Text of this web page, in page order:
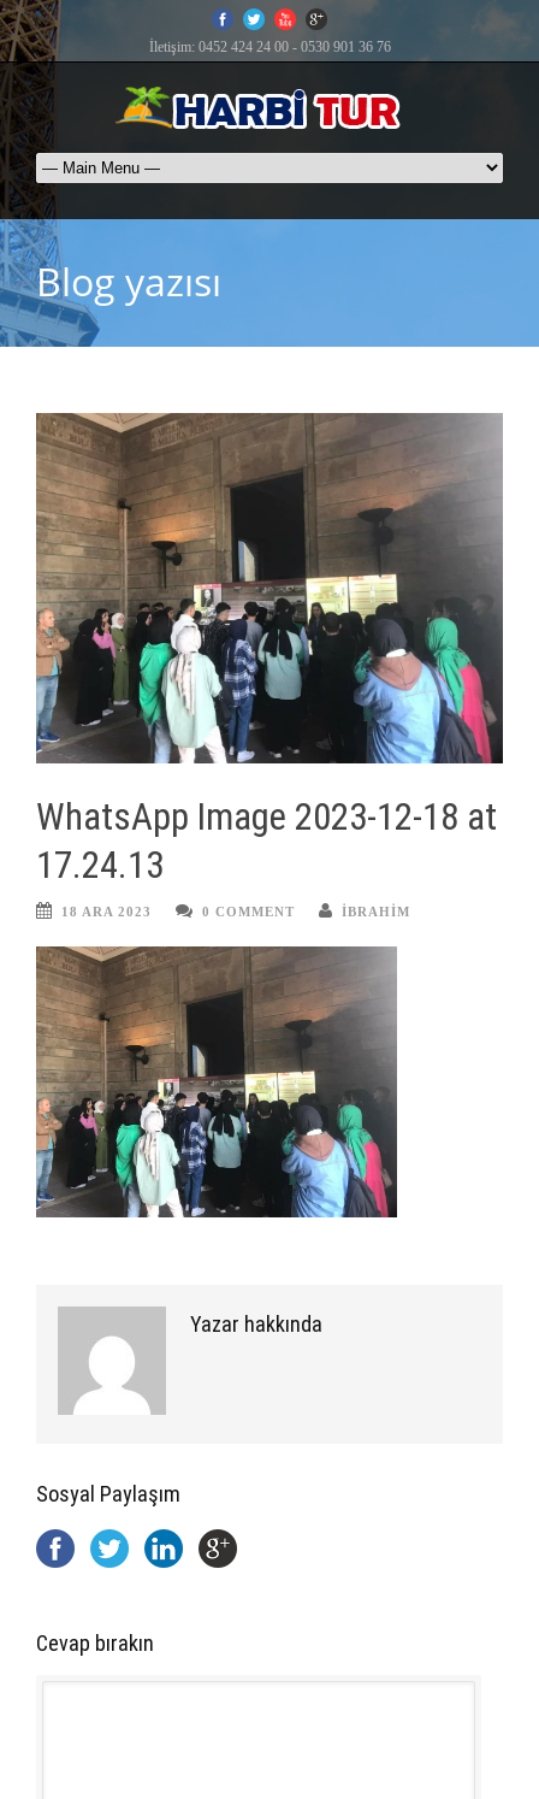
İletişim: 0452 424 24 00 - 0530 901 36 76
Blog yazısı
WhatsApp Image 2023-12-18 at
17.24.13
18 ARA 2023 0 COMMENT IBRAHIM
Yazar hakkında
Sosyal Paylaşım
Cevap bırakın